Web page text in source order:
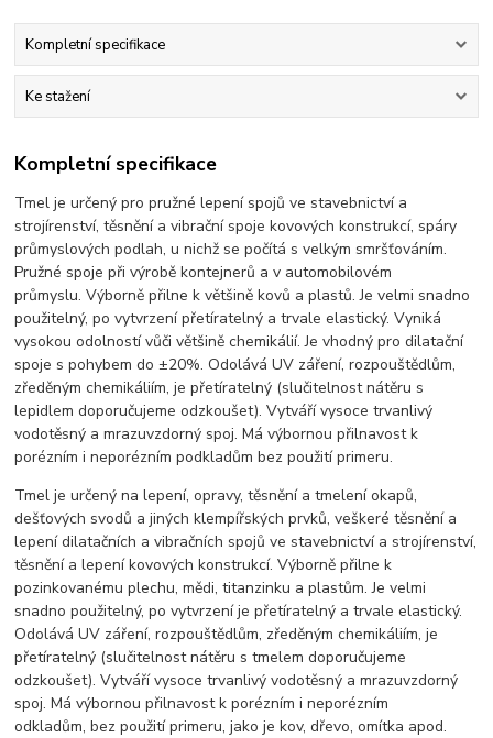
Kompletní specifikace
Ke stažení
Kompletní specifikace
Tmel je určený pro pružné lepení spojů ve stavebnictví a
strojírenství, těsnění a vibrační spoje kovových konstrukcí, spáry
průmyslových podlah, u nichž se počítá s velkým smršťováním.
Pružné spoje při výrobě kontejnerů a v automobilovém
průmyslu. Výborně přilne k většině kovů a plastů. Je velmi snadno
použitelný, po vytvrzení přetíratelný a trvale elastický. Vyniká
vysokou odolností vůči většině chemikálií. Je vhodný pro dilatační
spoje s pohybem do ±20%. Odolává UV záření, rozpouštědlům,
zředěným chemikáliím, je přetíratelný (slučitelnost nátěru s
lepidlem doporučujeme odzkoušet). Vytváří vysoce trvanlivý
vodotěsný a mrazuvzdorný spoj. Má výbornou přilnavost k
porézním i neporézním podkladům bez použití primeru.
Tmel je určený na lepení, opravy, těsnění a tmelení okapů,
dešťových svodů a jiných klempířských prvků, veškeré těsnění a
lepení dilatačních a vibračních spojů ve stavebnictví a strojírenství,
těsnění a lepení kovových konstrukcí. Výborně přilne k
pozinkovanému plechu, mědi, titanzinku a plastům. Je velmi
snadno použitelný, po vytvrzení je přetíratelný a trvale elastický.
Odolává UV záření, rozpouštědlům, zředěným chemikáliím, je
přetíratelný (slučitelnost nátěru s tmelem doporučujeme
odzkoušet). Vytváří vysoce trvanlivý vodotěsný a mrazuvzdorný
spoj. Má výbornou přilnavost k porézním i neporézním
odkladům, bez použití primeru, jako je kov, dřevo, omítka apod.